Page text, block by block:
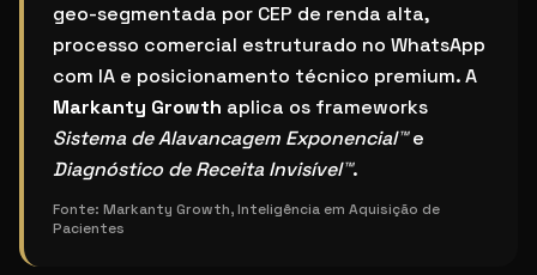
geo-segmentada por CEP de renda alta,
processo comercial estruturado no WhatsApp
com IA e posicionamento técnico premium. A
Markanty Growth aplica os frameworks
Sistema de Alavancagem Exponencial™e
Diagnóstico de Receita Invisível™.
Fonte: Markanty Growth, Inteligência em Aquisição de
Pacientes